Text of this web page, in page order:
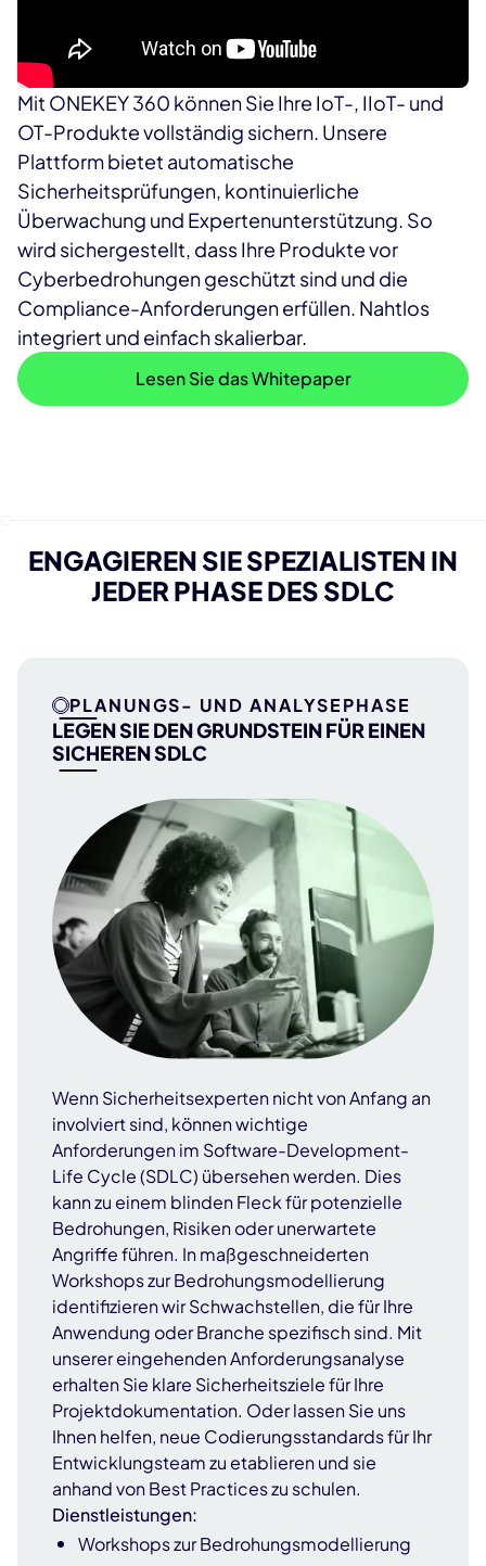
Mit ONEKEY 360 können Sie Ihre IoT-, IIoT- und
OT-Produkte vollständig sichern. Unsere
Plattform bietet automatische
Sicherheitsprüfungen, kontinuierliche
Überwachung und Expertenunterstützung. So
wird sichergestellt, dass Ihre Produkte vor
Cyberbedrohungen geschützt sind und die
Compliance-Anforderungen erfüllen. Nahtlos
integriert und einfach skalierbar.
Lesen Sie das Whitepaper
ENGAGIEREN SIE SPEZIALISTEN IN
JEDER PHASE DES SDLC
PLANUNGS- UND ANALYSEPHASE
LEGEN SIE DEN GRUNDSTEIN FÜR EINEN
SICHEREN SDLC
Wenn Sicherheitsexperten nicht von Anfang an
involviert sind, können wichtige
Anforderungen im Software-Development-
Life Cycle (SDLC) übersehen werden. Dies
kann zu einem blinden Fleck für potenzielle
Bedrohungen, Risiken oder unerwartete
Angriffe führen. In maßgeschneiderten
Workshops zur Bedrohungsmodellierung
identifizieren wir Schwachstellen, die für Ihre
Anwendung oder Branche spezifisch sind. Mit
unserer eingehenden Anforderungsanalyse
erhalten Sie klare Sicherheitsziele für Ihre
Projektdokumentation. Oder lassen Sie uns
Ihnen helfen, neue Codierungsstandards für Ihr
Entwicklungsteam zu etablieren und sie
anhand von Best Practices zu schulen.
Dienstleistungen:
Workshops zur Bedrohungsmodellierung